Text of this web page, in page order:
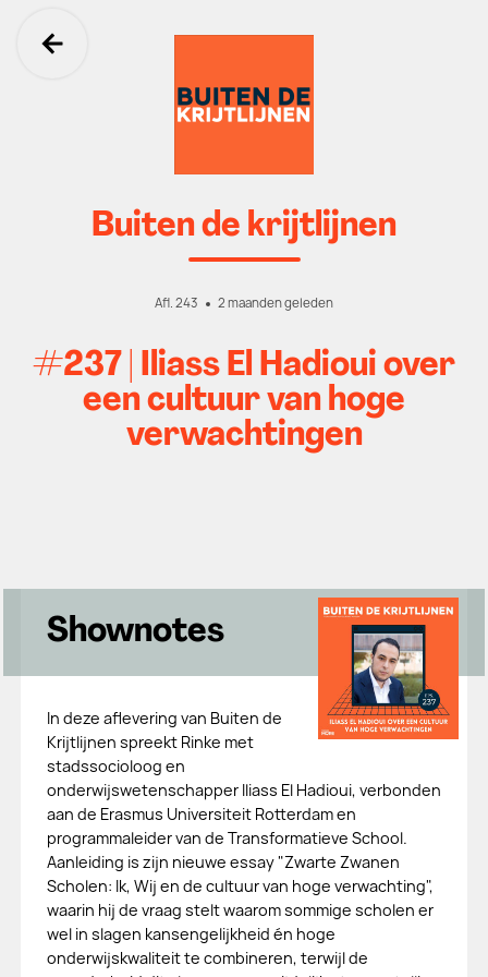
Ga terug
Buiten de krijtlijnen
Afl. 243 2 maanden geleden
#237 | Iliass El Hadioui over
een cultuur van hoge
verwachtingen
Shownotes
In deze aflevering van Buiten de
Krijtlijnen spreekt Rinke met
stadssocioloog en
onderwijswetenschapper Iliass El Hadioui, verbonden
aan de Erasmus Universiteit Rotterdam en
programmaleider van de Transformatieve School.
Aanleiding is zijn nieuwe essay "Zwarte Zwanen
Scholen: Ik, Wij en de cultuur van hoge verwachting",
waarin hij de vraag stelt waarom sommige scholen er
wel in slagen kansengelijkheid én hoge
onderwijskwaliteit te combineren, terwijl de